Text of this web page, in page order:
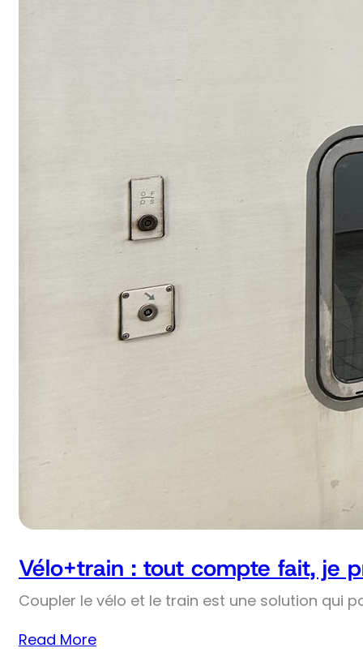
Vélo+train : tout compte fait, je
Coupler le vélo et le train est une solution qui
Read More